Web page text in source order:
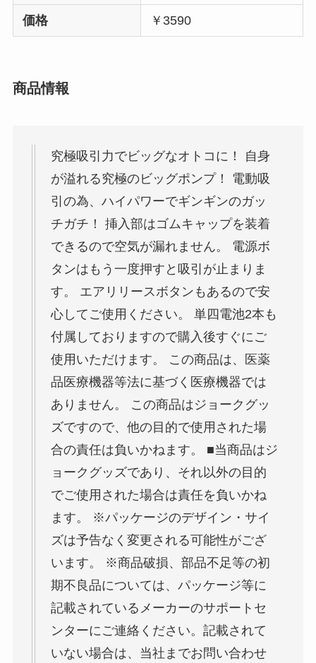
価格 ￥3590
商品情報
究極吸引力でビッグなオトコに！ 自身
が溢れる究極のビッグポンプ！ 電動吸
引の為、ハイパワーでギンギンのガッ
チガチ！ 挿入部はゴムキャップを装着
できるので空気が漏れません。 電源ボ
タンはもう一度押すと吸引が止まりま
す。 エアリリースボタンもあるので安
心してご使用ください。 単四電池2本も
付属しておりますので購入後すぐにご
使用いただけます。 この商品は、医薬
品医療機器等法に基づく医療機器では
ありません。 この商品はジョークグッ
ズですので、他の目的で使用された場
合の責任は負いかねます。 ■当商品はジ
ョークグッズであり、それ以外の目的
でご使用された場合は責任を負いかね
ます。 ※パッケージのデザイン・サイ
ズは予告なく変更される可能性がござ
います。 ※商品破損、部品不足等の初
期不良品については、パッケージ等に
記載されているメーカーのサポートセ
ンターにご連絡ください。記載されて
いない場合は、当社までお問い合わせ